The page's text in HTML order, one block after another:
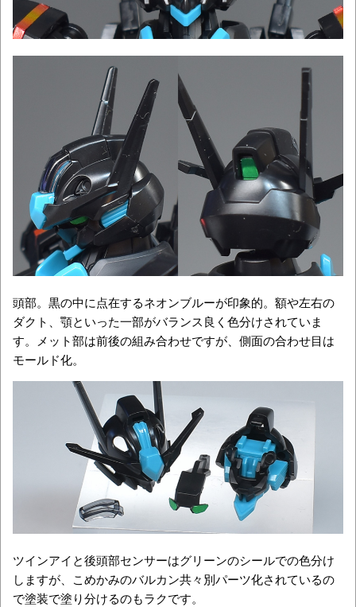
頭部。黒の中に点在するネオンブルーが印象的。額や左右の
ダクト、顎といった一部がバランス良く色分けされていま
す。メット部は前後の組み合わせですが、側面の合わせ目は
モールド化。
ツインアイと後頭部センサーはグリーンのシールでの色分け
しますが、こめかみのバルカン共々別パーツ化されているの
で塗装で塗り分けるのもラクです。